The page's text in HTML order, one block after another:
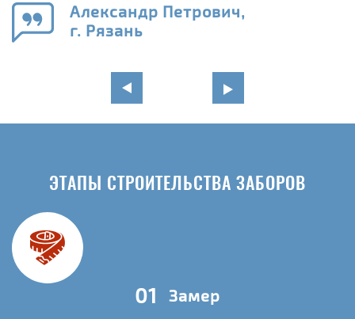
Александр Петрович,
г. Рязань
ЭТАПЫ СТРОИТЕЛЬСТВА ЗАБОРОВ
01 Замер